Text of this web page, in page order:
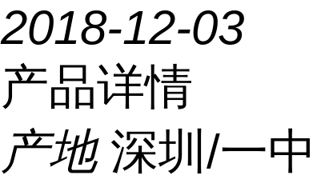
2018-12-03
产品详情
产地 深圳/一中